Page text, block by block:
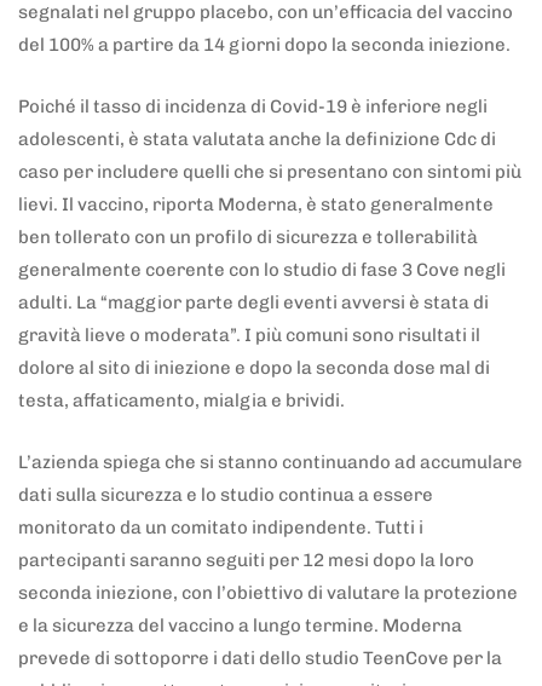
segnalati nel gruppo placebo, con un’efficacia del vaccino
del 100% a partire da 14 giorni dopo la seconda iniezione.
Poiché il tasso di incidenza di Covid-19 è inferiore negli
adolescenti, è stata valutata anche la definizione Cdc di
caso per includere quelli che si presentano con sintomi più
lievi. Il vaccino, riporta Moderna, è stato generalmente
ben tollerato con un profilo di sicurezza e tollerabilità
generalmente coerente con lo studio di fase 3 Cove negli
adulti. La “maggior parte degli eventi avversi è stata di
gravità lieve o moderata”. I più comuni sono risultati il
dolore al sito di iniezione e dopo la seconda dose mal di
testa, affaticamento, mialgia e brividi.
L’azienda spiega che si stanno continuando ad accumulare
dati sulla sicurezza e lo studio continua a essere
monitorato da un comitato indipendente. Tutti i
partecipanti saranno seguiti per 12 mesi dopo la loro
seconda iniezione, con l’obiettivo di valutare la protezione
e la sicurezza del vaccino a lungo termine. Moderna
prevede di sottoporre i dati dello studio TeenCove per la